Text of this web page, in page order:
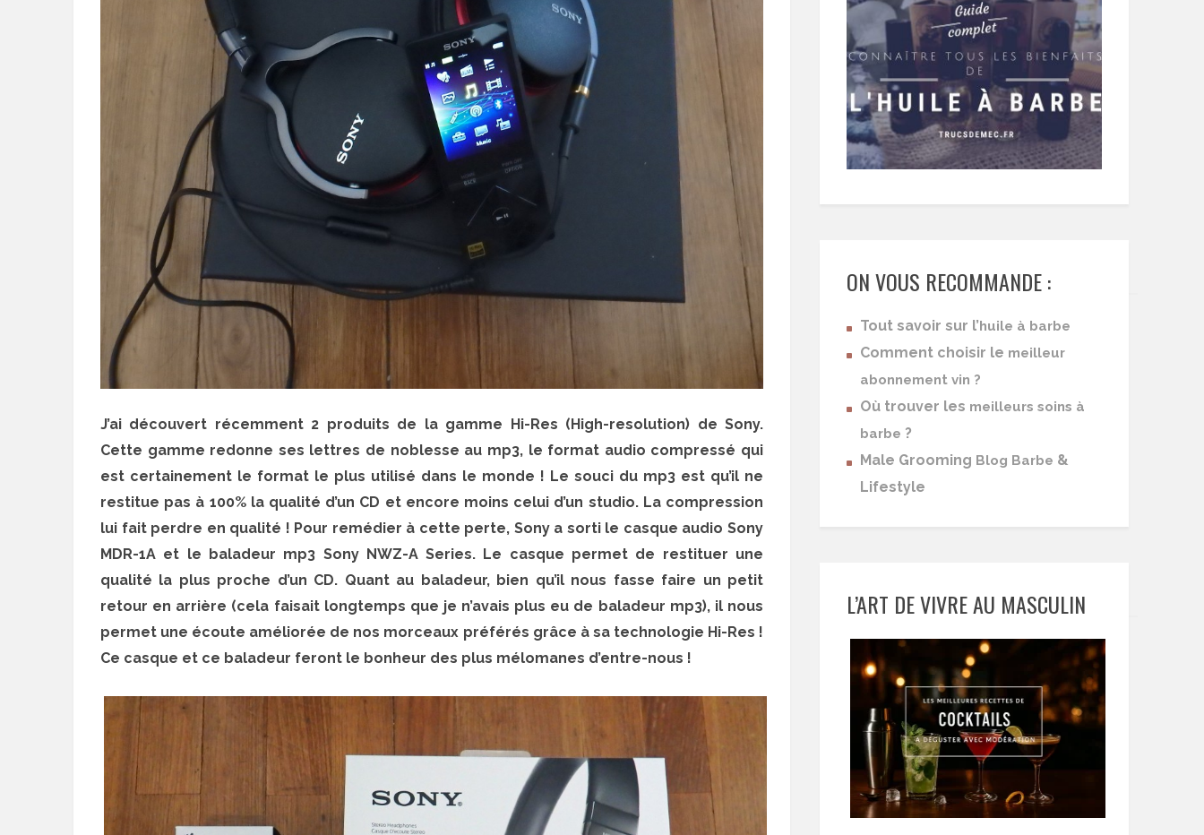
J’ai découvert récemment 2 produits de la gamme Hi-Res (High-resolution) de Sony.
Cette gamme redonne ses lettres de noblesse au mp3, le format audio compressé qui
est certainement le format le plus utilisé dans le monde ! Le souci du mp3 est qu’il ne
restitue pas à 100% la qualité d’un CD et encore moins celui d’un studio. La compression
lui fait perdre en qualité ! Pour remédier à cette perte, Sony a sorti le casque audio Sony
MDR-1A et le baladeur mp3 Sony NWZ-A Series. Le casque permet de restituer une
qualité la plus proche d’un CD. Quant au baladeur, bien qu’il nous fasse faire un petit
retour en arrière (cela faisait longtemps que je n’avais plus eu de baladeur mp3), il nous
permet une écoute améliorée de nos morceaux préférés grâce à sa technologie Hi-Res !
Ce casque et ce baladeur feront le bonheur des plus mélomanes d’entre-nous !
ON VOUS RECOMMANDE :
Tout savoir sur l’ huile à barbe
Comment choisir le meilleur
abonnement vin ?
Où trouver les meilleurs soins à
barbe ?
Male Grooming Blog Barbe &
Lifestyle
L’ART DE VIVRE AU MASCULIN